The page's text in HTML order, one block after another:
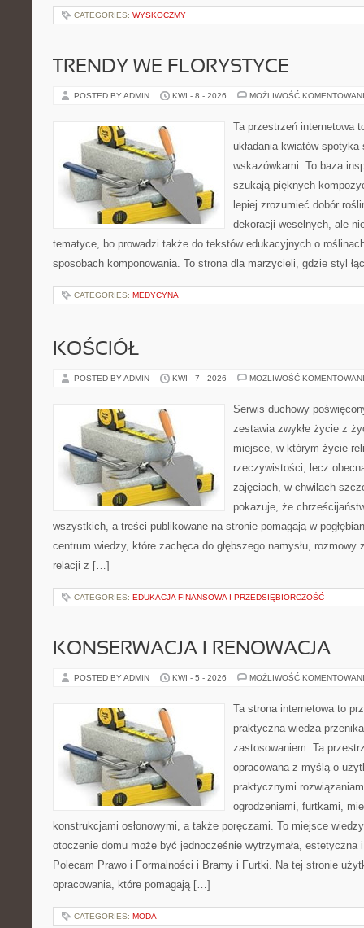
CATEGORIES: WYSKOCZMY
TRENDY WE FLORYSTYCE
POSTED BY ADMIN KWI - 8 - 2026 MOŻLIWOŚĆ
Ta przestrzeń internetowa
układania kwiatów
wskazówkami. To baza
szukają pięknych
lepiej zrozumieć dobór
dekoracji weselnych, ale
tematyce, bo prowadzi także do tekstów edukacyjnych o
sposobach komponowania. To strona dla marzycieli, gdzie styl
CATEGORIES: MEDYCYNA
KOŚCIÓŁ
POSTED BY ADMIN KWI - 7 - 2026 MOŻLIWOŚĆ
Serwis duchowy
zestawia zwykłe życie z
miejsce, w którym życie
rzeczywistości, lecz
zajęciach, w chwilach
pokazuje, że
wszystkich, a treści publikowane na stronie pomagają w
centrum wiedzy, które zachęca do głębszego namysłu, rozmowy
relacji z […]
CATEGORIES: EDUKACJA FINANSOWA I PRZEDSIĘBIORCZOŚĆ
KONSERWACJA I RENOWACJA
POSTED BY ADMIN KWI - 5 - 2026 MOŻLIWOŚĆ
Ta strona internetowa to
praktyczna wiedza
zastosowaniem. Ta
opracowana z myślą o
praktycznymi
ogrodzeniami, furtkami,
konstrukcjami osłonowymi, a także poręczami. To miejsce
otoczenie domu może być jednocześnie wytrzymała, estetyczna
Polecam Prawo i Formalności i Bramy i Furtki. Na tej stronie
opracowania, które pomagają […]
CATEGORIES: MODA